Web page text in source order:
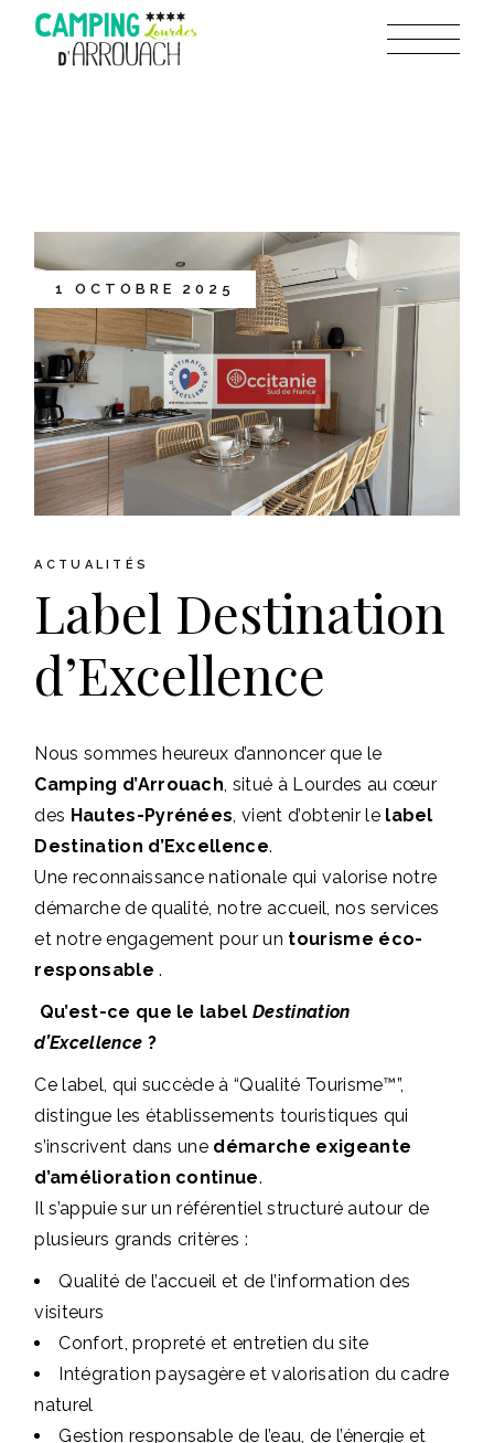
1 OCTOBRE 2025
ACTUALITÉS
Label Destination
d’Excellence
Nous sommes heureux d’annoncer que le
Camping d’Arrouach, situé à Lourdes au cœur
des Hautes-Pyrénées, vient d’obtenir le label
Destination d’Excellence.
Une reconnaissance nationale qui valorise notre
démarche de qualité, notre accueil, nos services
et notre engagement pour un tourisme éco-
responsable .
Qu’est-ce que le labelDestination
d’Excellence ?
Ce label, qui succède à “Qualité Tourisme™”,
distingue les établissements touristiques qui
s’inscrivent dans une démarche exigeante
d’amélioration continue.
Il s’appuie sur un référentiel structuré autour de
plusieurs grands critères :
Qualité de l’accueil et de l’information des
visiteurs
Confort, propreté et entretien du site
Intégration paysagère et valorisation du cadre
naturel
Gestion responsable de l’eau, de l’énergie et